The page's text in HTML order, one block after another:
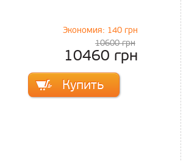
Экономия: 140 грн
10600 грн
10460 грн